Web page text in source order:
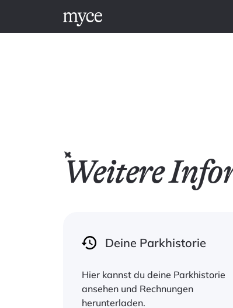
Weitere
Deine Parkhistorie
Hier kannst du deine Parkhistorie
ansehen und Rechnungen
herunterladen.